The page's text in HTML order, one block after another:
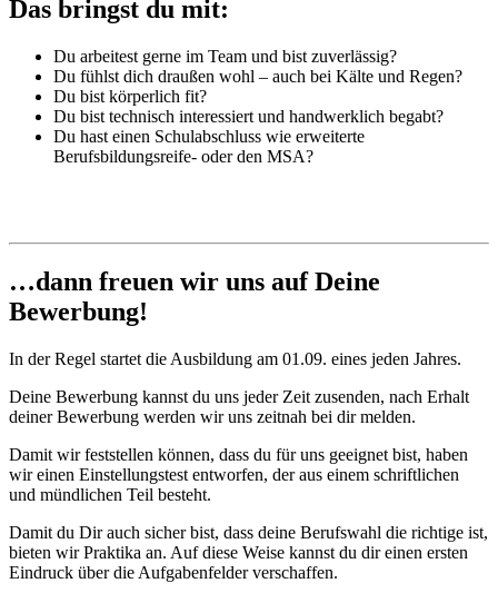
Das bringst du mit:
Du arbeitest gerne im Team und bist zuverlässig?
Du fühlst dich draußen wohl – auch bei Kälte und Regen?
Du bist körperlich fit?
Du bist technisch interessiert und handwerklich begabt?
Du hast einen Schulabschluss wie erweiterte
Berufsbildungsreife- oder den MSA?
…dann freuen wir uns auf Deine
Bewerbung!
In der Regel startet die Ausbildung am 01.09. eines jeden Jahres.
Deine Bewerbung kannst du uns jeder Zeit zusenden, nach Erhalt
deiner Bewerbung werden wir uns zeitnah bei dir melden.
Damit wir feststellen können, dass du für uns geeignet bist, haben
wir einen Einstellungstest entworfen, der aus einem schriftlichen
und mündlichen Teil besteht.
Damit du Dir auch sicher bist, dass deine Berufswahl die richtige ist,
bieten wir Praktika an. Auf diese Weise kannst du dir einen ersten
Eindruck über die Aufgabenfelder verschaffen.